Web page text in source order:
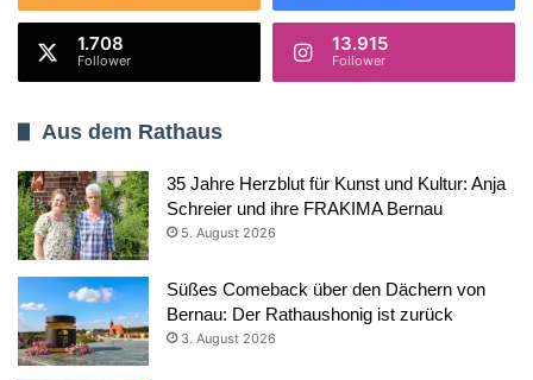
1.708
Follower
13.915
Follower
Aus dem Rathaus
35 Jahre Herzblut für Kunst und Kultur: Anja
Schreier und ihre FRAKIMA Bernau
5. August 2026
Süßes Comeback über den Dächern von
Bernau: Der Rathaushonig ist zurück
3. August 2026